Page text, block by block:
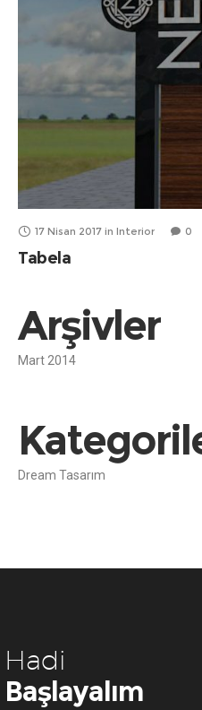
17 Nisan 2017 in Interior 0
Tabela
Arşivler
Mart 2014
Dream Tasarım
Hadi
Başlayalım